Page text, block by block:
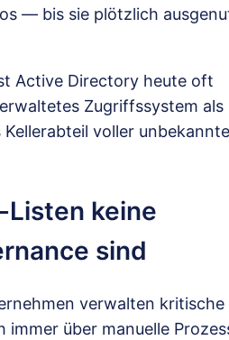
— bis sie plötzlich
Active Directory heute oft
Zugriffssystem als
voller
Listen keine
sind
verwalten kritische
immer über manuelle